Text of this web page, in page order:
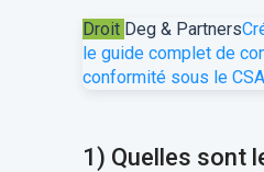
Droit Deg & Partners
le guide complet de
conformité sous le CSA
1) Quelles sont